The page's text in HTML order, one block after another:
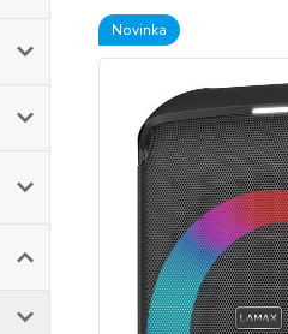
Novinka